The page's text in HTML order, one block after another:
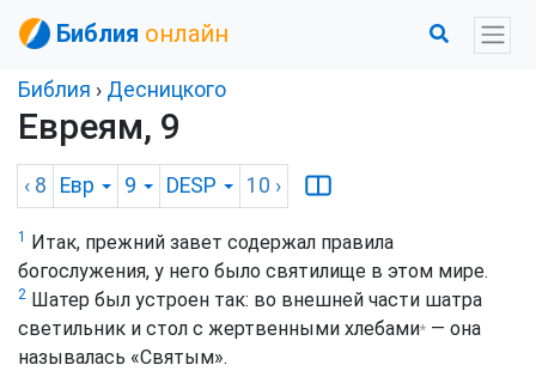
Библия онлайн
Библия › Десницкого
Евреям, 9
‹ 8 Евр 9 DESP 10 ›
1
Итак, прежний завет содержал правила
богослужения, у него было святилище в этом мире.
2 Шатер был устроен так: во внешней части шатра
светильник и стол с жертвенными хлебами* — она
называлась «Святым».